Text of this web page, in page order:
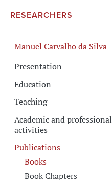
RESEARCHERS
Manuel Carvalho da Silva
Presentation
Education
Teaching
Academic and professional
activities
Publications
Books
Book Chapters